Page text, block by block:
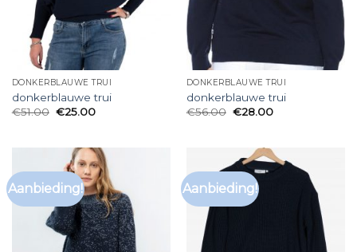
DONKERBLAUWE TRUI
donkerblauwe trui
€51.00 €25.00
DONKERBLAUWE TRUI
donkerblauwe trui
€56.00 €28.00
Aanbieding! Aanbieding!